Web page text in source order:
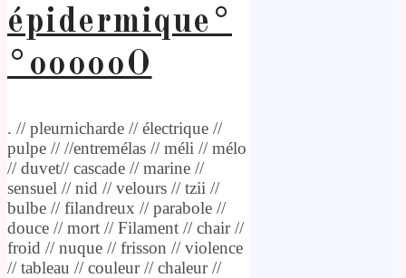
épidermique°
°oooooO
. // pleurnicharde // électrique //
pulpe // //entremélas // méli // mélo
// duvet// cascade // marine //
sensuel // nid // velours // tzii //
bulbe // filandreux // parabole //
douce // mort // Filament // chair //
froid // nuque // frisson // violence
// tableau // couleur // chaleur //